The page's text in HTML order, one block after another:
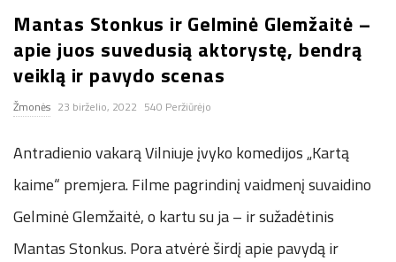
n
.
n
e
t
Mantas Stonkus ir Gelminė Glemžaitė –
apie juos suvedusią aktorystę, bendrą
veiklą ir pavydo scenas
Žmonės 23 birželio, 2022 540 Peržiūrėjo
Antradienio vakarą Vilniuje įvyko komedijos „Kartą
kaime“ premjera. Filme pagrindinį vaidmenį suvaidino
Gelminė Glemžaitė, o kartu su ja – ir sužadėtinis
Mantas Stonkus. Pora atvėrė širdį apie pavydą ir